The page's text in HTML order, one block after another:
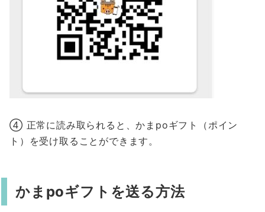
④ 正常に読み取られると、かまpoギフト（ポイン
ト）を受け取ることができます。
かまpoギフトを送る方法